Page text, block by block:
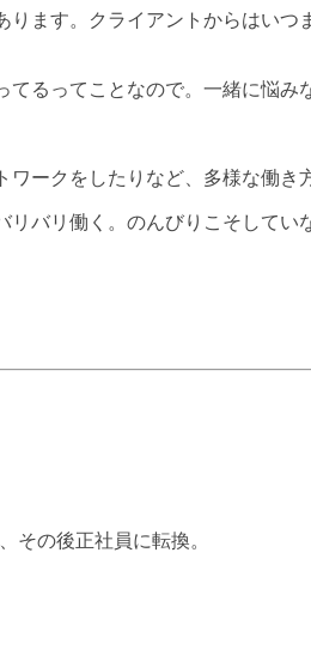
ります。クライアントからはい
るってことなので。一緒に悩
ークをしたりなど、多様な働
バリ働く。のんびりこそしてい
その後正社員に転換。